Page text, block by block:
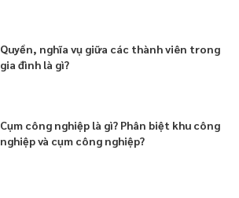
Quyền, nghĩa vụ giữa các thành viên trong
gia đình là gì?
Cụm công nghiệp là gì? Phân biệt khu công
nghiệp và cụm công nghiệp?